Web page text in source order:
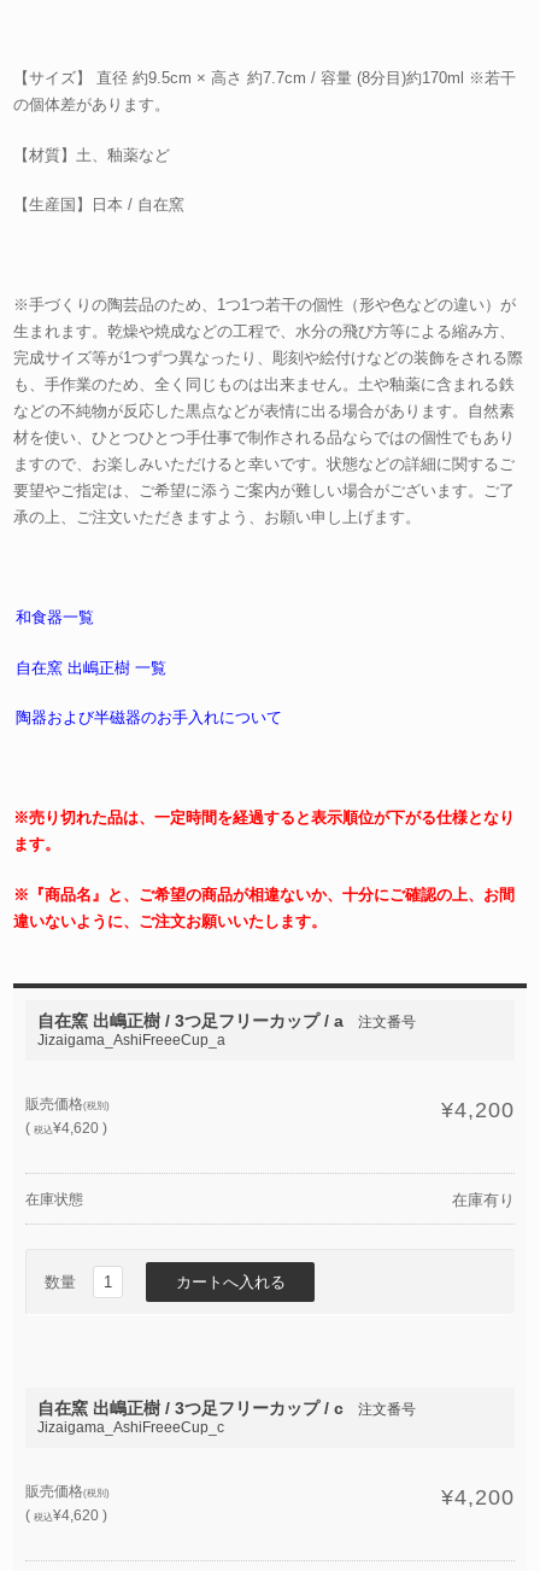
【サイズ】 直径 約9.5cm × 高さ 約7.7cm / 容量 (8分目)約170ml ※若干
の個体差があります。
【材質】土、釉薬など
【生産国】日本 / 自在窯
※手づくりの陶芸品のため、1つ1つ若干の個性（形や色などの違い）が
生まれます。乾燥や焼成などの工程で、水分の飛び方等による縮み方、
完成サイズ等が1つずつ異なったり、彫刻や絵付けなどの装飾をされる際
も、手作業のため、全く同じものは出来ません。土や釉薬に含まれる鉄
などの不純物が反応した黒点などが表情に出る場合があります。自然素
材を使い、ひとつひとつ手仕事で制作される品ならではの個性でもあり
ますので、お楽しみいただけると幸いです。状態などの詳細に関するご
要望やご指定は、ご希望に添うご案内が難しい場合がございます。ご了
承の上、ご注文いただきますよう、お願い申し上げます。
和食器一覧
自在窯 出嶋正樹 一覧
陶器および半磁器のお手入れについて
※売り切れた品は、一定時間を経過すると表示順位が下がる仕様となり
ます。
※『商品名』と、ご希望の商品が相違ないか、十分にご確認の上、お間
違いないように、ご注文お願いいたします。
自在窯 出嶋正樹 / 3つ足フリーカップ / a
注文番号
Jizaigama_AshiFreeeCup_a
販売価格(税別)
(税込¥4,620 )
¥4,200
在庫状態 在庫有り
数量
自在窯 出嶋正樹 / 3つ足フリーカップ / c
注文番号
Jizaigama_AshiFreeeCup_c
販売価格(税別)
(税込¥4,620 )
¥4,200